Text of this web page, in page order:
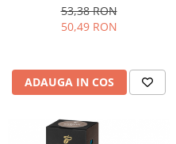
53,38 RON
50,49 RON
ADAUGA IN COS